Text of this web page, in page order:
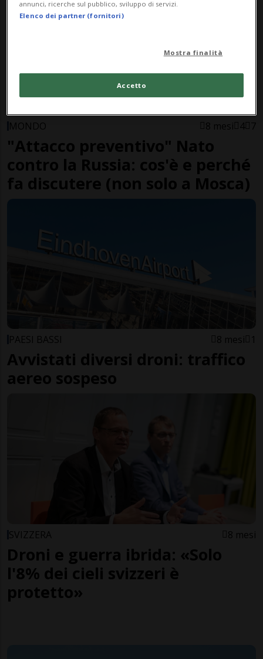
MONDO 8 mesi 4 7
"Attacco preventivo" Nato
contro la Russia: cos'è e perché
fa discutere (non solo a Mosca)
PAESI BASSI 8 mesi 1
Avvistati diversi droni: traffico
aereo sospeso
SVIZZERA 8 mesi
Droni e guerra ibrida: «Solo
l'8% dei cieli svizzeri è
protetto»
annunci, ricerche sul pubblico, sviluppo di servizi.
Elenco dei partner (fornitori)
Mostra finalità
Accetto